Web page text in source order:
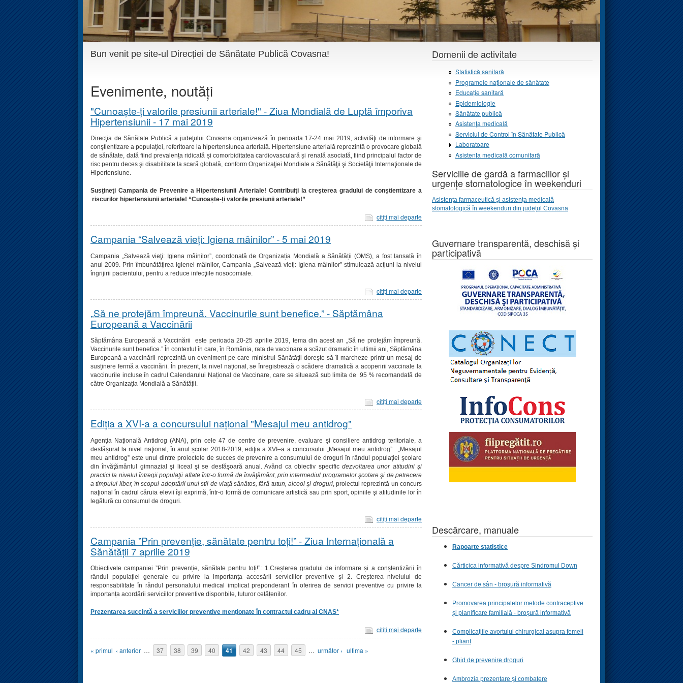
Bun venit pe site-ul Direcției de Sănătate Publică Covasna!
Evenimente, noutăți
"Cunoaște-ți valorile presiunii arteriale!" - Ziua Mondială de Luptă împoriva
Hipertensiunii - 17 mai 2019
Direcţia de Sănătate Publică a judeţului Covasna organizează în perioada 17-24 mai 2019, activităţi de informare şi
conştientizare a populaţiei, referitoare la hipertensiunea arterială. Hipertensiune arterială reprezintă o provocare globală
de sănătate, dată fiind prevalența ridicată și comorbiditatea cardiovasculară și renală asociată, fiind principalul factor de
risc pentru deces şi disabilitate la scară globală, conform Organizaţiei Mondiale a Sănătăţii şi Societăţii Internaţionale de
Hipertensiune.
Susţineţi Campania de Prevenire a Hipertensiunii Arteriale! Contribuiţi la creşterea gradului de conştientizare a
riscurilor hipertensiunii arteriale! “Cunoaște-ți valorile presiunii arteriale!”
citiţi mai departe
Campania “Salvează vieți: Igiena mâinilor” - 5 mai 2019
Campania „ Salvează vieţi: Igiena mâinilor”, coordonată de Organizația Mondială a Sănătății (OMS), a fost lansată în
anul 2009. Prin îmbunătăţirea igienei mâinilor, Campania „ Salvează vieţi: Igiena mâinilor” stimulează acţiuni la nivelul
îngrijirii pacientului, pentru a reduce infecţiile nosocomiale.
citiţi mai departe
„Să ne protejăm împreună. Vaccinurile sunt benefice.” - Săptămâna
Europeană a Vaccinării
Săptămâna Europeană a Vaccinării este perioada 20-25 aprilie 2019, tema din acest an „Să ne protejăm împreună.
Vaccinurile sunt benefice.” În contextul în care, în România, rata de vaccinare a scăzut dramatic în ultimii ani, Săptămâna
Europeană a vaccinării reprezintă un eveniment pe care ministrul Sănătății dorește să îl marcheze printr-un mesaj de
susținere fermă a vaccinării. În prezent, la nivel național, se înregistrează o scădere dramatică a acoperirii vaccinale la
vaccinurile incluse în cadrul Calendarului Național de Vaccinare, care se situează sub limita de 95 % recomandată de
către Organizația Mondială a Sănătății.
citiţi mai departe
Ediția a XVI-a a concursului național "Mesajul meu antidrog"
Agenţia Naţională Antidrog (ANA), prin cele 47 de centre de prevenire, evaluare şi consiliere antidrog teritoriale, a
desfășurat la nivel naţional, în anul școlar 2018-2019, ediţia a XVI–a a concursului „Mesajul meu antidrog”. „Mesajul
meu antidrog” este unul dintre proiectele de succes de prevenire a consumului de droguri în rândul populaţiei şcolare
din învăţământul gimnazial şi liceal şi se desfăşoară anual.Având ca obiectiv specific dezvoltarea unor atitudini şi
practici la nivelul întregii populaţii aflate într-o formă de învăţământ, prin intermediul programelor şcolare şi de petrecere
a timpului liber, în scopul adoptării unui stil de viaţă sănătos, fără tutun, alcool şi droguri, proiectul reprezintă un concurs
naţional în cadrul căruia elevii îşi exprimă, într-o formă de comunicare artistică sau prin sport, opiniile şi atitudinile lor în
legătură cu consumul de droguri.
citiţi mai departe
Campania ”Prin prevenție, sănătate pentru toți!” - Ziua Internațională a
Sănătății 7 aprilie 2019
Obiectivele campaniei ”Prin prevenție, sănătate pentru toți!”: 1.Creșterea gradului de informare și a conștentizării în
rândul populației generale cu privire la importanța accesării serviciilor preventive
și 2. Creșterea nivelului de
responsabilitate în rândul personalului medical implicat preponderant în oferirea de servicii preventive cu privire la
importanța acordării serviciilor preventive disponbile, tuturor cetățenilor.
Prezentarea succintă a serviciilor preventive menţionate în contractul cadru al CNAS*
citiţi mai departe
Pagini
« primul ‹ anterior … 37 38 39 40 41 42 43 44 45 … următor › ultima »
Domenii de activitate
Statistică sanitară
Programele naţionale de sănătate
Educație sanitară
Epidemiologie
Sănătate publică
Asistența medicală
Serviciul de Control în Sănătate Publică
Laboratoare
Asistența medicală comunitară
Serviciile de gardă a farmaciilor și
urgențe stomatologice în weekenduri
Asistența farmaceutică și asistența medicală
stomatologică în weekenduri din județul Covasna
Guvernare transparentă, deschisă și
participativă
Descărcare, manuale
Rapoarte statistice
Cărticica informativă despre Sindromul Down
Cancer de sân - broşură informativă
Promovarea principalelor metode contraceptive
şi planificare familială - broşură informativă
Complicaţiile avortului chirurgical asupra femeii
- pliant
Ghid de prevenire droguri
Ambrozia prezentare și combatere